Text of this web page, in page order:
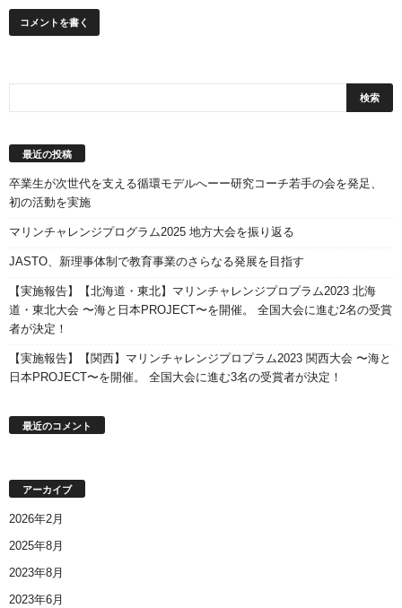
最近の投稿
卒業生が次世代を支える循環モデルへーー研究コーチ若手の会を発足、
初の活動を実施
マリンチャレンジプログラム2025 地方大会を振り返る
JASTO、新理事体制で教育事業のさらなる発展を目指す
【実施報告】【北海道・東北】マリンチャレンジプロプラム2023 北海
道・東北大会 〜海と日本PROJECT〜を開催。 全国大会に進む2名の受賞
者が決定！
【実施報告】【関西】マリンチャレンジプロプラム2023 関西大会 〜海と
日本PROJECT〜を開催。 全国大会に進む3名の受賞者が決定！
最近のコメント
アーカイブ
2026年2月
2025年8月
2023年8月
2023年6月